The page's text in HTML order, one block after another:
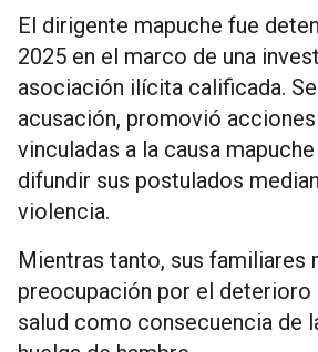
El dirigente mapuche fue
2025 en el marco de una
asociación ilícita calificada.
acusación, promovió
vinculadas a la causa
difundir sus postulados
violencia.
Mientras tanto, sus familiares
preocupación por el deterioro
salud como consecuencia de